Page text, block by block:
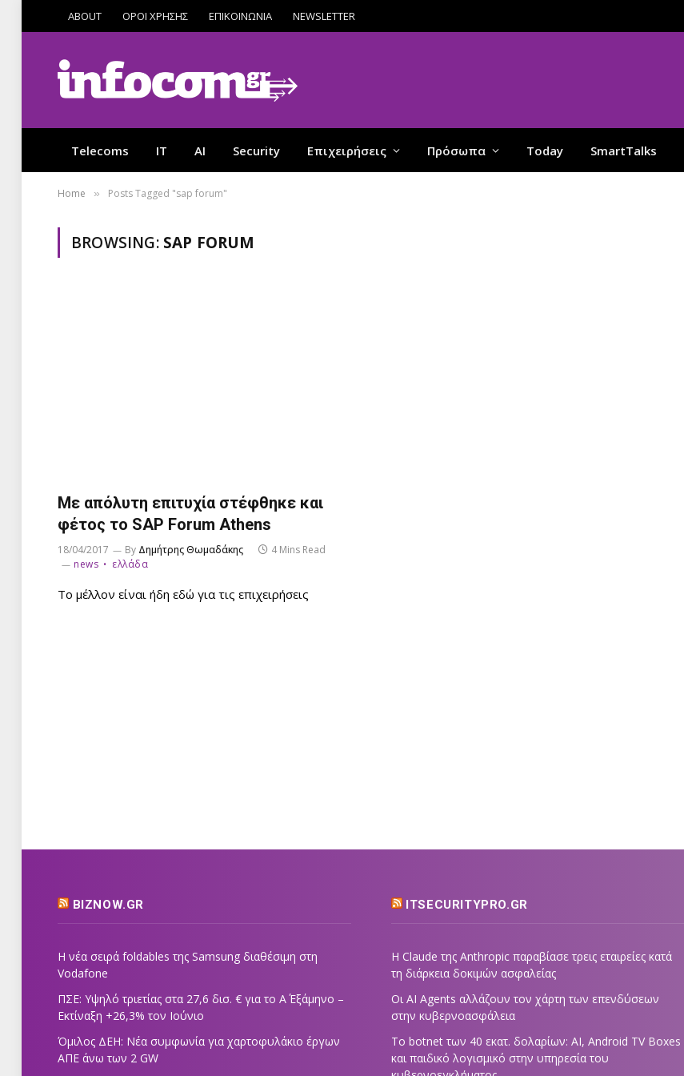
ABOUT ΟΡΟΙ ΧΡΗΣΗΣ ΕΠΙΚΟΙΝΩΝΙΑ NEWSLETTER
Telecoms IT AI Security Επιχειρήσεις Πρόσωπα Today SmartTalks
Home » Posts Tagged "sap forum"
BROWSING: SAP FORUM
Με απόλυτη επιτυχία στέφθηκε και
φέτος το SAP Forum Athens
18/04/2017 By Δημήτρης Θωμαδάκης
4 Mins Read
news
ελλάδα
Το μέλλον είναι ήδη εδώ για τις επιχειρήσεις
BIZNOW.GR
Η νέα σειρά foldables της Samsung διαθέσιμη στη
Vodafone
ΠΣΕ: Υψηλό τριετίας στα 27,6 δισ. € για το Α΄ Εξάμηνο –
Εκτίναξη +26,3% τον Ιούνιο
Όμιλος ΔΕΗ: Νέα συμφωνία για χαρτοφυλάκιο έργων
ΑΠΕ άνω των 2 GW
ITSECURITYPRO.GR
Η Claude της Anthropic παραβίασε τρεις εταιρείες κατά
τη διάρκεια δοκιμών ασφαλείας
Οι AI Agents αλλάζουν τον χάρτη των επενδύσεων
στην κυβερνοασφάλεια
Το botnet των 40 εκατ. δολαρίων: AI, Android TV Boxes
και παιδικό λογισμικό στην υπηρεσία του